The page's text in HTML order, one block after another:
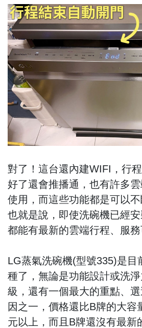
對了！這台還內建WIFI，行
好了還會推播通，也有許多
使用，而這些功能都是可以不
也就是說，即使洗碗機已經安
都能有最新的雲端行程、服務
LG蒸氣洗碗機(型號335)是目
種了，無論是功能設計或洗
級，還有一個最大的重點、
因之一，價格還比B牌的大容
元以上，而且B牌還沒有最新